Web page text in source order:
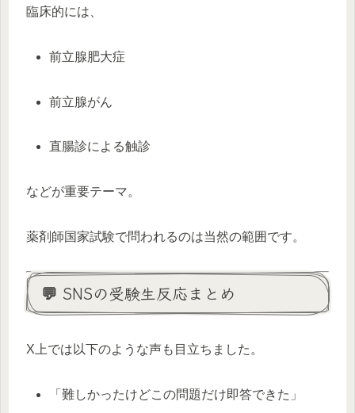
臨床的には、
前立腺肥大症
前立腺がん
直腸診による触診
などが重要テーマ。
薬剤師国家試験で問われるのは当然の範囲です。
💬 SNSの受験生反応まとめ
X上では以下のような声も目立ちました。
「難しかったけどこの問題だけ即答できた」